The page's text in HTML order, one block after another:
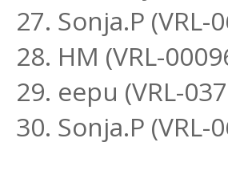
27. Sonja.P
28. HM (VRL-
29. eepu (VRL-
30. Sonja.P